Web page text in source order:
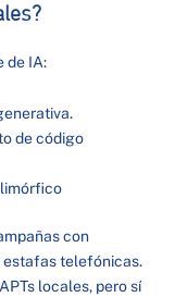
de IA:
de código
con
estafas telefónicas.
locales, pero sí